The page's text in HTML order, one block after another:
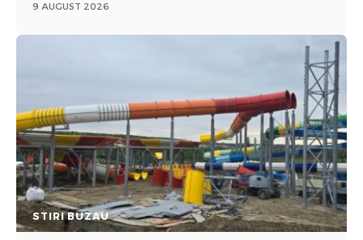
9 AUGUST 2026
STIRI BUZAU